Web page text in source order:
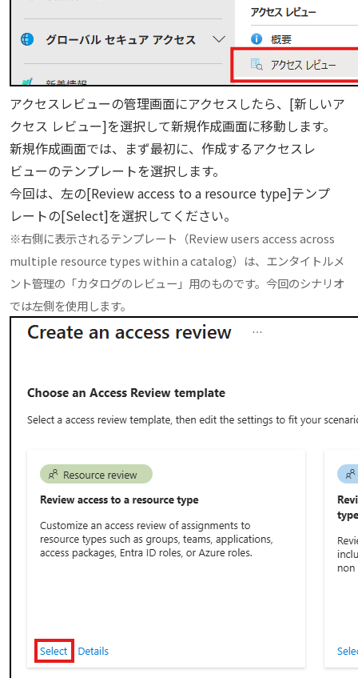
アクセスレビューの管理画面にアクセスしたら、[新しいア
クセス レビュー]を選択して新規作成画面に移動します。
新規作成画面では、まず最初に、作成するアクセスレ
ビューのテンプレートを選択します。
今回は、左の[Review access to a resource type]テンプ
レートの[Select]を選択してください。
※右側に表示されるテンプレート（Review users access across
multiple resource types within a catalog）は、エンタイトルメ
ント管理の「カタログのレビュー」用のものです。今回のシナリオ
では左側を使用します。